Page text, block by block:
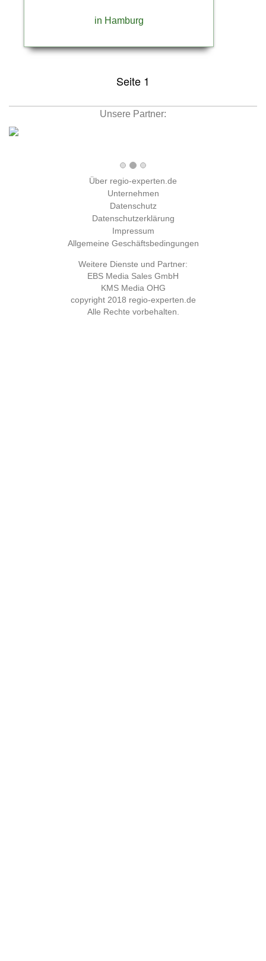
in Hamburg
Seite 1
Unsere Partner:
Über regio-experten.de
Unternehmen
Datenschutz
Datenschutzerklärung
Impressum
Allgemeine Geschäftsbedingungen
Weitere Dienste und Partner:
EBS Media Sales GmbH
KMS Media OHG
copyright 2018 regio-experten.de
Alle Rechte vorbehalten.